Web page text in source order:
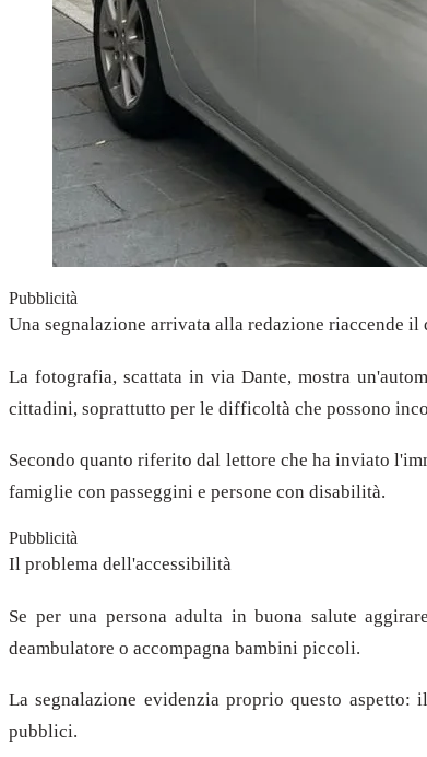
Pubblicità
Una segnalazione arrivata alla redazione riaccende
La fotografia, scattata in via Dante, mostra
cittadini, soprattutto per le difficoltà che possono
Secondo quanto riferito dal lettore che ha inviato
famiglie con passeggini e persone con disabilità.
Pubblicità
Il problema dell'accessibilità
Se per una persona adulta in buona salute
deambulatore o accompagna bambini piccoli.
La segnalazione evidenzia proprio questo
pubblici.